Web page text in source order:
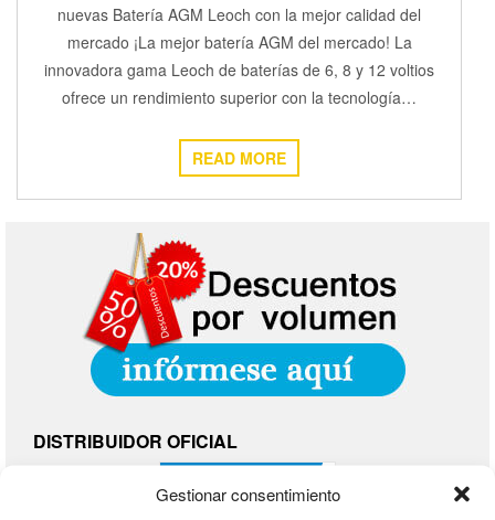
Gestionar consentimiento
nuevas Batería AGM Leoch con la mejor calidad del
mercado ¡La mejor batería AGM del mercado! La
innovadora gama Leoch de baterías de 6, 8 y 12 voltios
ofrece un rendimiento superior con la tecnología…
READ MORE
DISTRIBUIDOR OFICIAL